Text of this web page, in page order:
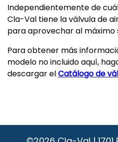
Independientemente de
Cla-Val tiene la válvula de
para aprovechar al máximo
Para obtener más
modelo no incluido aquí,
descargar elCatálogo de